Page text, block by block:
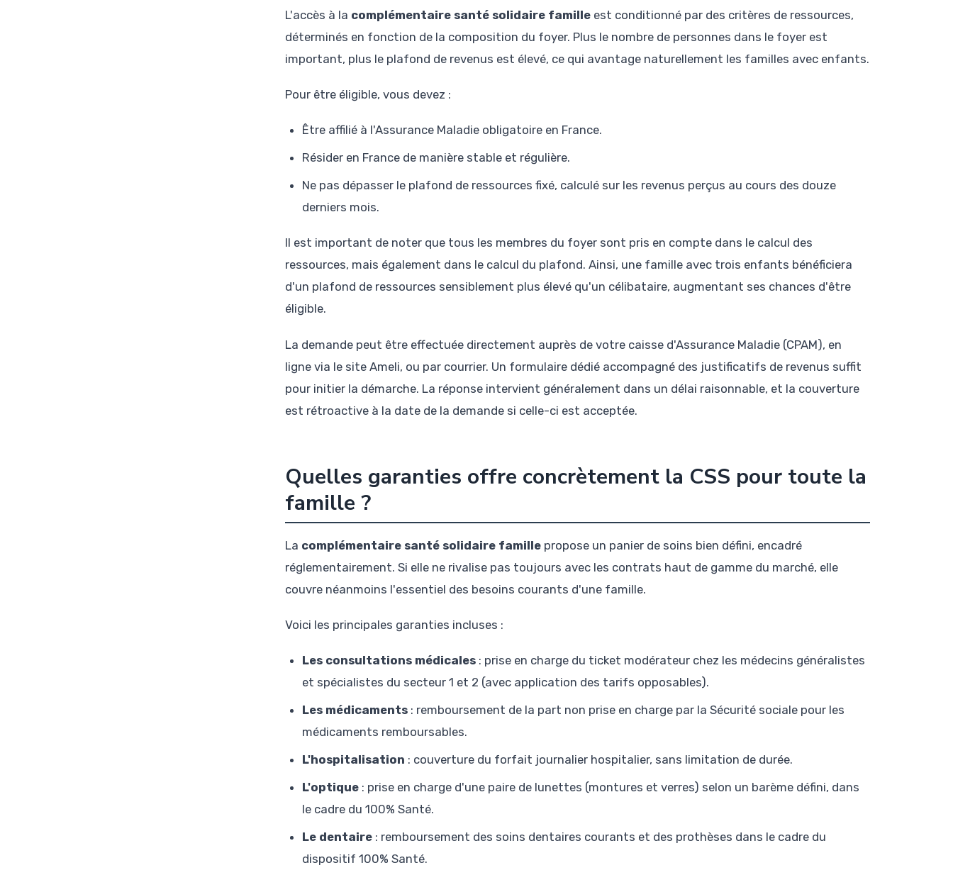
L'accès à la complémentaire santé solidaire famille est conditionné par des critères de ressources,
déterminés en fonction de la composition du foyer. Plus le nombre de personnes dans le foyer est
important, plus le plafond de revenus est élevé, ce qui avantage naturellement les familles avec enfants.
Pour être éligible, vous devez :
Être affilié à l'Assurance Maladie obligatoire en France.
Résider en France de manière stable et régulière.
Ne pas dépasser le plafond de ressources fixé, calculé sur les revenus perçus au cours des douze
derniers mois.
Il est important de noter que tous les membres du foyer sont pris en compte dans le calcul des
ressources, mais également dans le calcul du plafond. Ainsi, une famille avec trois enfants bénéficiera
d'un plafond de ressources sensiblement plus élevé qu'un célibataire, augmentant ses chances d'être
éligible.
La demande peut être effectuée directement auprès de votre caisse d'Assurance Maladie (CPAM), en
ligne via le site Ameli, ou par courrier. Un formulaire dédié accompagné des justificatifs de revenus suffit
pour initier la démarche. La réponse intervient généralement dans un délai raisonnable, et la couverture
est rétroactive à la date de la demande si celle-ci est acceptée.
Quelles garanties offre concrètement la CSS pour toute la
famille ?
La complémentaire santé solidaire famille propose un panier de soins bien défini, encadré
réglementairement. Si elle ne rivalise pas toujours avec les contrats haut de gamme du marché, elle
couvre néanmoins l'essentiel des besoins courants d'une famille.
Voici les principales garanties incluses :
Les consultations médicales : prise en charge du ticket modérateur chez les médecins généralistes
et spécialistes du secteur 1 et 2 (avec application des tarifs opposables).
Les médicaments : remboursement de la part non prise en charge par la Sécurité sociale pour les
médicaments remboursables.
L'hospitalisation : couverture du forfait journalier hospitalier, sans limitation de durée.
L'optique : prise en charge d'une paire de lunettes (montures et verres) selon un barème défini, dans
le cadre du 100% Santé.
Le dentaire : remboursement des soins dentaires courants et des prothèses dans le cadre du
dispositif 100% Santé.